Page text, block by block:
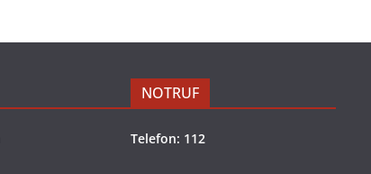
NOTRUF
Telefon: 112